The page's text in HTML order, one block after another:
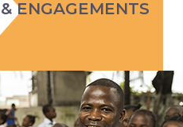
ENGAGEMENTS